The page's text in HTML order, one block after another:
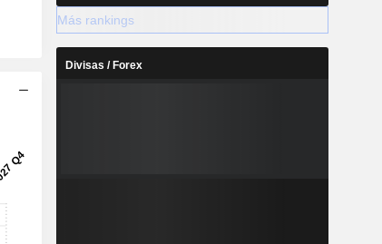
Más rankings
Divisas / Forex